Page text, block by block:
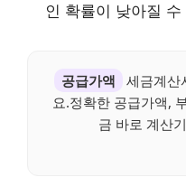
인 확률이 낮아질
공급가액
세금계산
요.정확한 공급가액,
금 바로 계산